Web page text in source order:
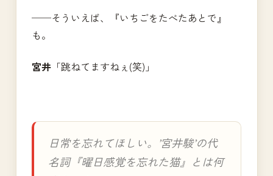
──そういえば、『いちごをたべたあとで』
も。
宮井 「跳ねてますねぇ(笑)」
日常を忘れてほしい。’宮井駿’の代
名詞『曜日感覚を忘れた猫』とは何